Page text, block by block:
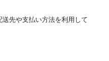
先や支払い方法を利用して